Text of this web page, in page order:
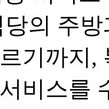
의 주
기까지,
비스를